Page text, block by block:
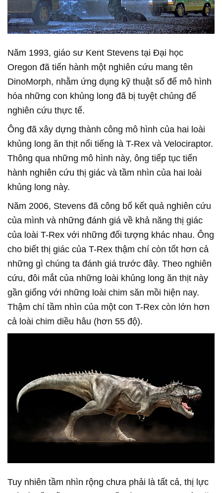
Năm 1993, giáo sư Kent Stevens tại Đại học
Oregon đã tiến hành một nghiên cứu mang tên
DinoMorph, nhằm ứng dụng kỹ thuật số để mô hình
hóa những con khủng long đã bị tuyệt chủng để
nghiên cứu thực tế.
Ông đã xây dựng thành công mô hình của hai loài
khủng long ăn thịt nổi tiếng là T-Rex và Velociraptor.
Thông qua những mô hình này, ông tiếp tục tiến
hành nghiên cứu thị giác và tầm nhìn của hai loài
khủng long này.
Năm 2006, Stevens đã công bố kết quả nghiên cứu
của mình và những đánh giá về khả năng thị giác
của loài T-Rex với những đối tượng khác nhau. Ông
cho biết thị giác của T-Rex thậm chí còn tốt hơn cả
những gì chúng ta đánh giá trước đây. Theo nghiên
cứu, đôi mắt của những loài khủng long ăn thịt này
gần giống với những loài chim săn mồi hiện nay.
Thậm chí tầm nhìn của một con T-Rex còn lớn hơn
cả loài chim diều hâu (hơn 55 độ).
Tuy nhiên tầm nhìn rộng chưa phải là tất cả, thị lực